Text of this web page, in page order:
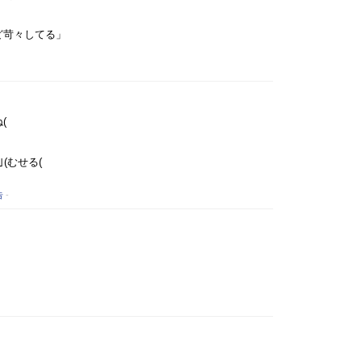
々してる」
(
(むせる(
-